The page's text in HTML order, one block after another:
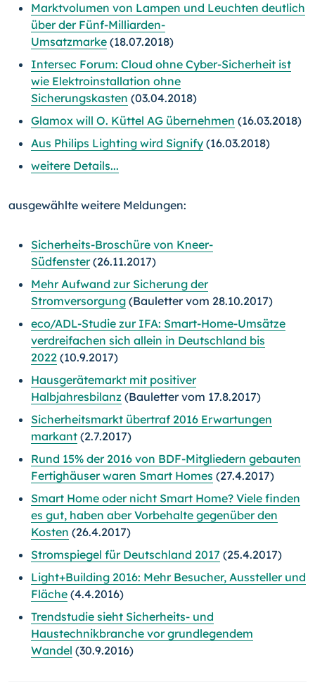
Marktvolumen von Lampen und Leuchten deutlich
über der Fünf-Milliarden-
Umsatzmarke (18.07.2018)
Intersec Forum: Cloud ohne Cyber-Sicherheit ist
wie Elektroinstallation ohne
Sicherungskasten (03.04.2018)
Glamox will O. Küttel AG übernehmen (16.03.2018)
Aus Philips Lighting wird Signify (16.03.2018)
weitere Details...
ausgewählte weitere Meldungen:
Sicherheits-Broschüre von Kneer-
Südfenster(26.11.2017)
Mehr Aufwand zur Sicherung der
Stromversorgung (Bauletter vom 28.10.2017)
eco/ADL-Studie zur IFA: Smart-Home-Umsätze
verdreifachen sich allein in Deutschland bis
2022 (10.9.2017)
Hausgerätemarkt mit positiver
Halbjahresbilanz (Bauletter vom 17.8.2017)
Sicherheitsmarkt übertraf 2016 Erwartungen
markant (2.7.2017)
Rund 15% der 2016 von BDF-Mitgliedern gebauten
Fertighäuser waren Smart Homes (27.4.2017)
Smart Home oder nicht Smart Home? Viele finden
es gut, haben aber Vorbehalte gegenüber den
Kosten (26.4.2017)
Stromspiegel für Deutschland 2017 (25.4.2017)
Light+Building 2016: Mehr Besucher, Aussteller und
Fläche (4.4.2016)
Trendstudie sieht Sicherheits- und
Haustechnikbranche vor grundlegendem
Wandel (30.9.2016)